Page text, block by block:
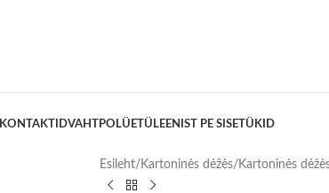
KONTAKTIDVAHTPOLÜETÜLEENIST PE SISETÜKID
Esileht/ Kartoninės dėžės/ Kartoninės